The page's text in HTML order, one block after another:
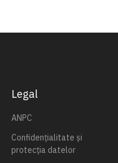
Legal
ANPC
Confidențialitate și
protecția datelor